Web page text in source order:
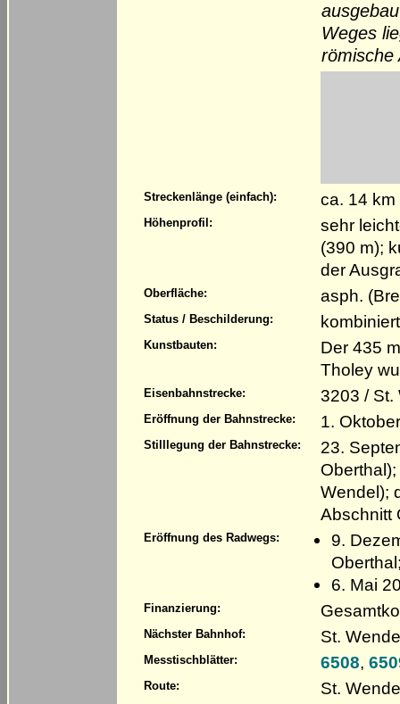
Weges
römische
Streckenlänge (einfach): ca. 14
Höhenprofil:
sehr
(390 m);
der
Oberfläche: asph.
Status / Beschilderung:
Kunstbauten:
Der 435
Tholey
Eisenbahnstrecke: 3203 / St.
Eröffnung der Bahnstrecke: 1.
Stilllegung der Bahnstrecke:
23.
Wendel);
Abschnitt
Eröffnung des Radwegs:
9.
6. Mai
Finanzierung:
Nächster Bahnhof: St.
Messtischblätter: 6508,
Route: St.